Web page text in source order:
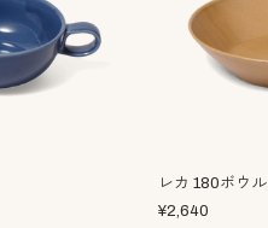
レカ 180ボウル
¥2,640